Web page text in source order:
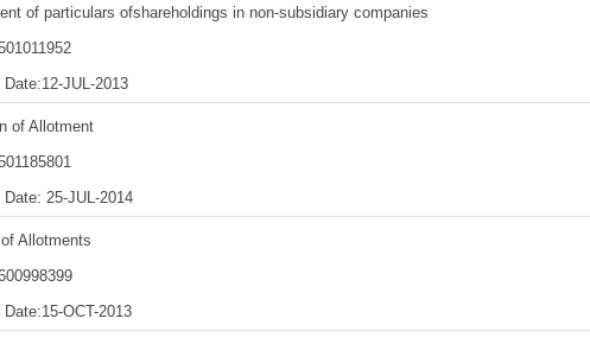
of particulars ofshareholdings in non-subsidiary companies
JUL-2013
of Allotment
25-JUL-2014
Allotments
OCT-2013